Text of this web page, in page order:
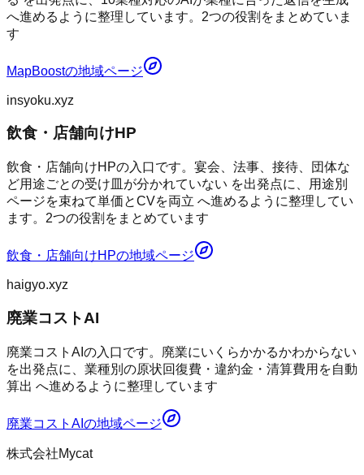
へ進めるように整理しています。2つの役割をまとめていま
す
MapBoostの地域ページ
insyoku.xyz
飲食・店舗向けHP
飲食・店舗向けHPの入口です。宴会、法事、接待、団体な
ど用途ごとの受け皿が分かれていない を出発点に、用途別
ページを束ねて単価とCVを両立 へ進めるように整理してい
ます。2つの役割をまとめています
飲食・店舗向けHPの地域ページ
haigyo.xyz
廃業コストAI
廃業コストAIの入口です。廃業にいくらかかるかわからない
を出発点に、業種別の原状回復費・違約金・清算費用を自動
算出 へ進めるように整理しています
廃業コストAI の地域ページ
株式会社Mycat